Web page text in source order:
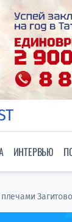
ИНТЕРВЬЮ